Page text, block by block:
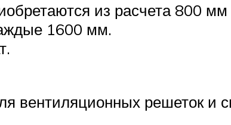
из расчета 800
1600 мм.
вентиляционных решеток и